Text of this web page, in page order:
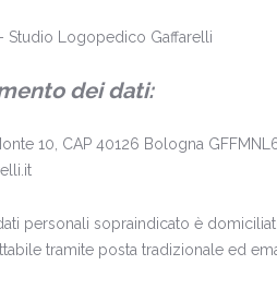
Logopedico Gaffarelli
dei dati:
10, CAP 40126 Bologna
personali sopraindicato è
tramite posta tradizionale ed